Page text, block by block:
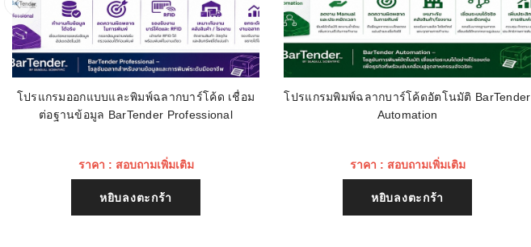
โปรแกรมออกแบบและพิมพ์ฉลากบาร์โค้ด เชื่อม
ต่อฐานข้อมูล BarTender Professional
ราคา : สอบถามเพิ่มเติม
หยิบลงตะกร้า
โปรแกรมพิมพ์ฉลากบาร์โค้ดอัตโนมัติ BarTender
Automation
ราคา : สอบถามเพิ่มเติม
หยิบลงตะกร้า